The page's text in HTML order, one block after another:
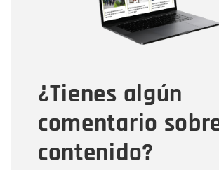
¿Tienes algún
comentario
contenido?
Tipo de comentario
Mensaje